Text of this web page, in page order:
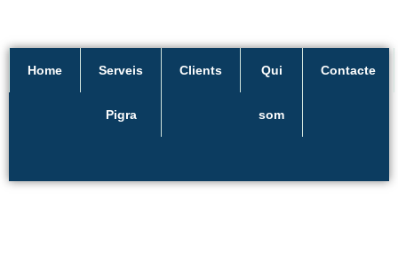
Home Serveis
Pigra
Clients Qui
som
Contacte